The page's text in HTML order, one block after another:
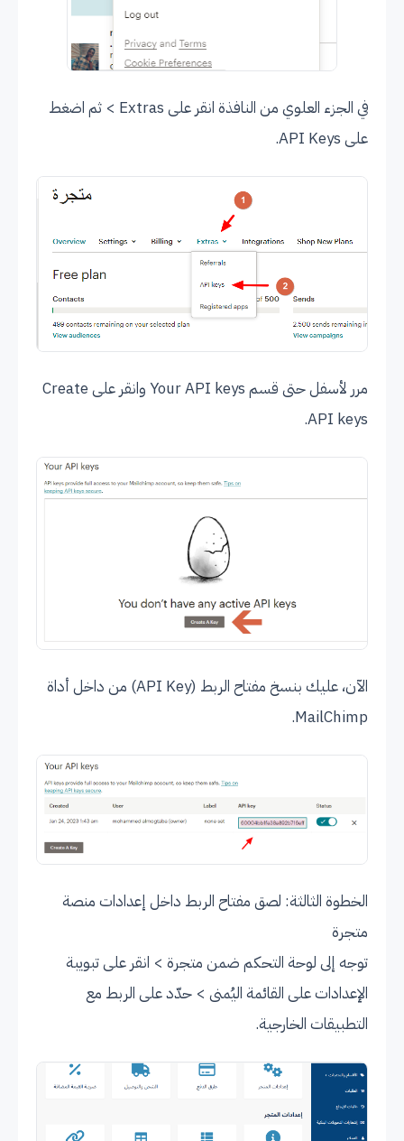
في الجزء العلوي من النافذة انقر على Extras > ثم اضغط
على API Keys.
مرر لأسفل حتى قسم Your API keys وانقر على Create
API keys.
الآن، عليك بنسخ مفتاح الربط (API Key) من داخل أداة
MailChimp.
الخطوة الثالثة: لصق مفتاح الربط داخل إعدادات منصة
متجرة
توجه إلى لوحة التحكم ضمن متجرة > انقر على تبويبة
الإعدادات على القائمة اليُمنى > حدّد على الربط مع
التطبيقات الخارجية.